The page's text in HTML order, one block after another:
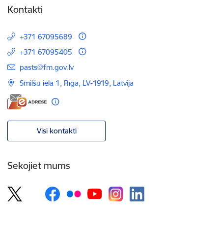
Kontakti
+371 67095689
+371 67095405
E-pasts:
pasts@fm.gov.lv
Smilšu iela 1, Rīga, LV-1919, Latvija
Visi kontakti
Sekojiet mums